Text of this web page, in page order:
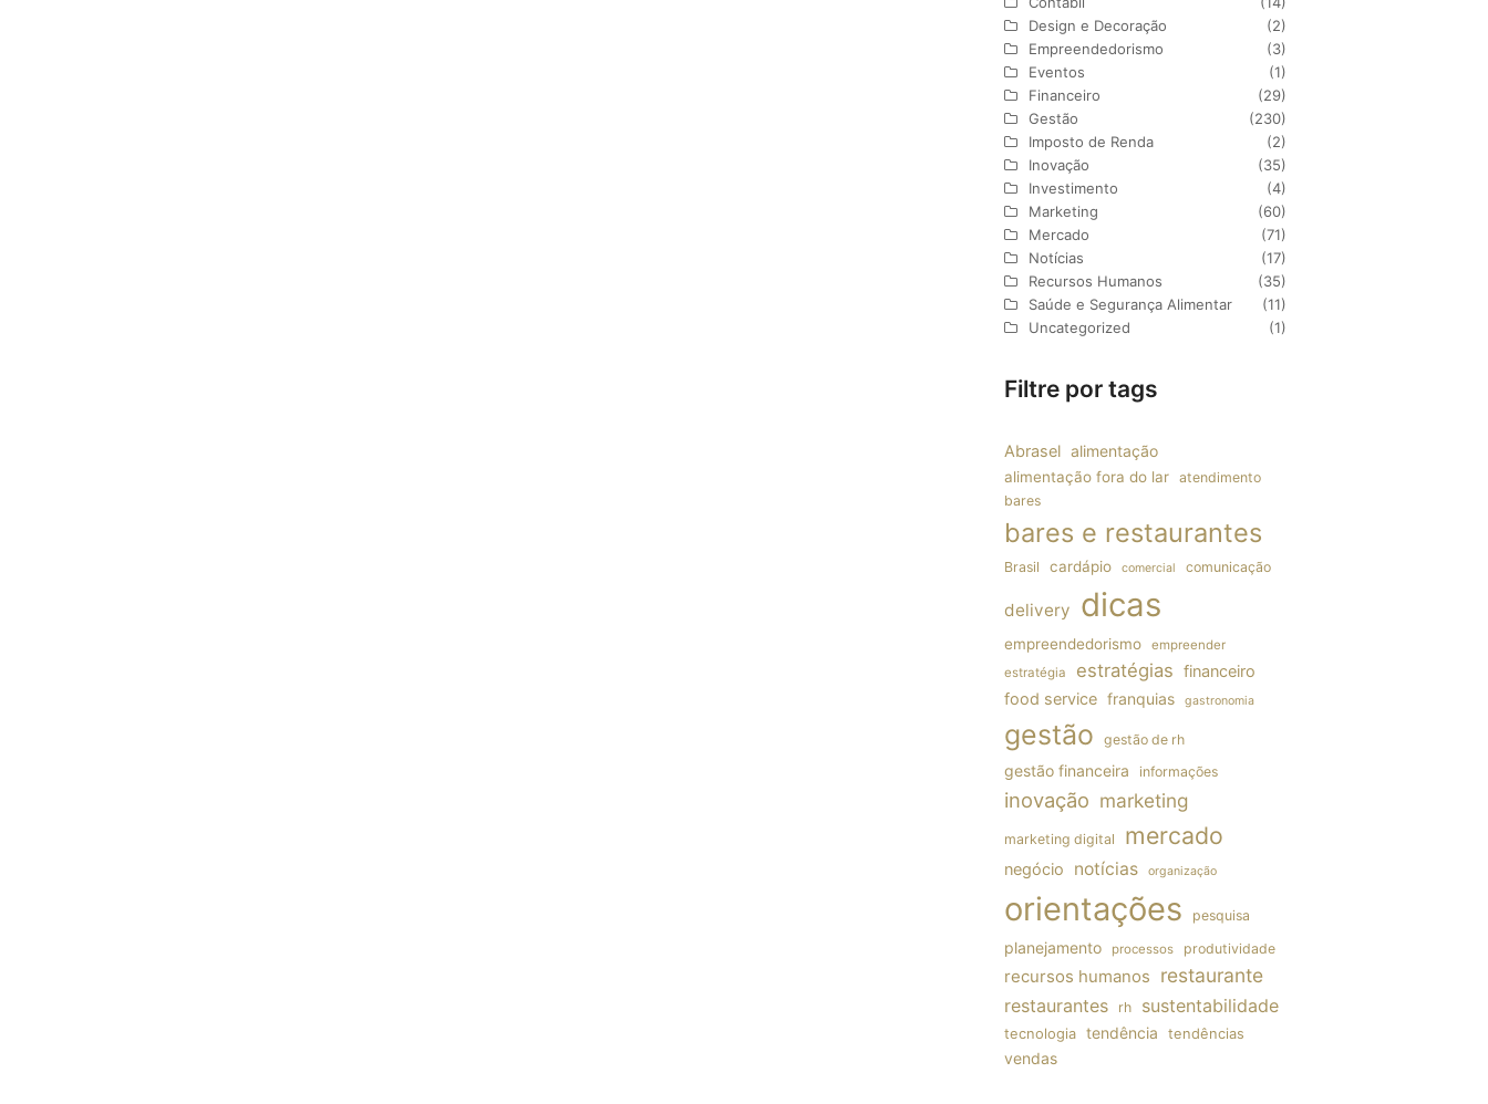
Design e Decoração
(2)
Empreendedorismo
(3)
Eventos
(1)
Financeiro
(29)
Gestão
(230)
Imposto de Renda
(2)
Inovação
(35)
Investimento
(4)
Marketing
(60)
Mercado
(71)
Notícias
(17)
Recursos Humanos
(35)
Saúde e Segurança Alimentar
(11)
Uncategorized
(1)
Filtre por tags
Abrasel alimentação
alimentação fora do lar
atendimento
bares
bares e restaurantes
Brasil cardápio comercial comunicação
delivery dicas
empreendedorismo
empreender
estratégia
estratégias financeiro
food service franquias gastronomia
gestão gestão de rh
gestão financeira informações
inovação marketing
marketing digital mercado
negócio notícias organização
orientações pesquisa
planejamento processos produtividade
recursos humanos restaurante
restaurantes rh sustentabilidade
tecnologia tendência tendências
vendas